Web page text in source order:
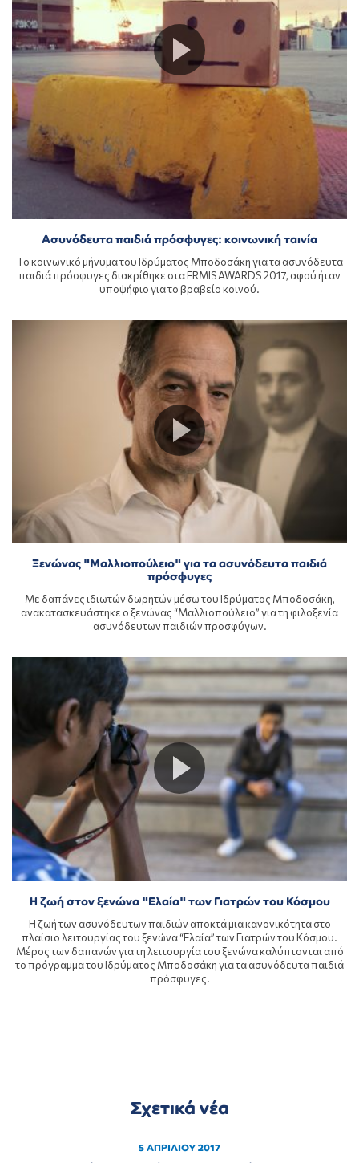
Ασυνόδευτα παιδιά πρόσφυγες: κοινωνική ταινία
Το κοινωνικό μήνυμα του Ιδρύματος Μποδοσάκη για τα ασυνόδευτα
παιδιά πρόσφυγες διακρίθηκε στα ERMIS AWARDS 2017, αφού ήταν
υποψήφιο για το βραβείο κοινού.
Ξενώνας "Μαλλιοπούλειο" για τα ασυνόδευτα παιδιά
πρόσφυγες
Με δαπάνες ιδιωτών δωρητών μέσω του Ιδρύματος Μποδοσάκη,
ανακατασκευάστηκε ο ξενώνας “Μαλλιοπούλειο” για τη φιλοξενία
ασυνόδευτων παιδιών προσφύγων.
Η ζωή στον ξενώνα "Ελαία" των Γιατρών του Κόσμου
Η ζωή των ασυνόδευτων παιδιών αποκτά μια κανονικότητα στο
πλαίσιο λειτουργίας του ξενώνα “Ελαία” των Γιατρών του Κόσμου.
Μέρος των δαπανών για τη λειτουργία του ξενώνα καλύπτονται από
το πρόγραμμα του Ιδρύματος Μποδοσάκη για τα ασυνόδευτα παιδιά
πρόσφυγες.
Σχετικά νέα
5 ΑΠΡΙΛΙΟΥ 2017